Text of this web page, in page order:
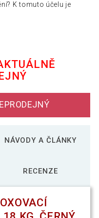
K tomuto účelu je
NÁVODY A ČLÁNKY
RECENZE